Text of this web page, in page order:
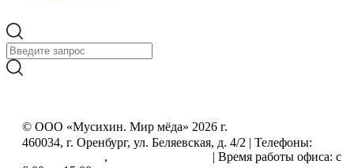
© ООО «Мусихин. Мир мёда» 2026 г.
460034, г. Оренбург, ул. Беляевская, д. 4/2 | Телефоны:
,
| Время работы офиса: с